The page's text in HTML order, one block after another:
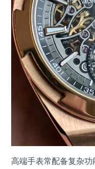
高端手表常配备复杂